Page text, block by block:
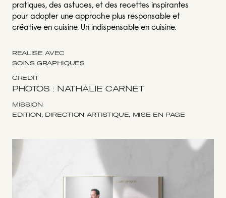
pratiques, des astuces, et des recettes inspirantes
pour adopter une approche plus responsable et
créative en cuisine. Un indispensable en cuisine.
RÉALISÉ AVEC
SOINS GRAPHIQUES
CRÉDIT
PHOTOS : NATHALIE CARNET
MISSION
EDITION, DIRECTION ARTISTIQUE, MISE EN PAGE